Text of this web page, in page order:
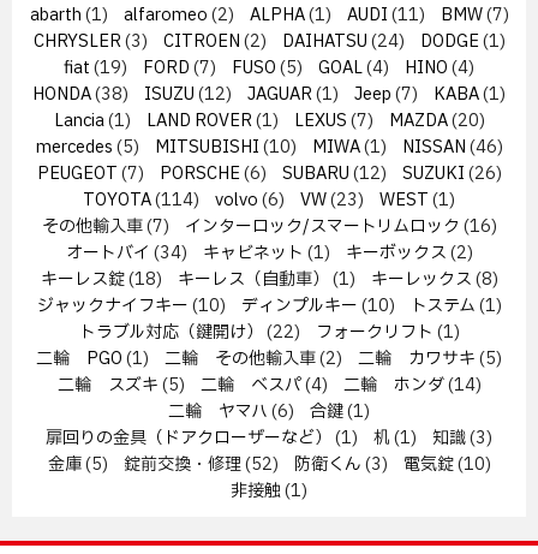
abarth(1) alfaromeo(2) ALPHA(1) AUDI(11) BMW(7)
CHRYSLER(3) CITROEN(2) DAIHATSU(24) DODGE(1)
fiat(19) FORD(7) FUSO(5) GOAL(4) HINO(4)
HONDA(38) ISUZU(12) JAGUAR(1) Jeep(7) KABA(1)
Lancia(1) LAND ROVER(1) LEXUS(7) MAZDA(20)
mercedes(5) MITSUBISHI(10) MIWA(1) NISSAN(46)
PEUGEOT(7) PORSCHE(6) SUBARU(12) SUZUKI(26)
TOYOTA(114) volvo(6) VW(23) WEST(1)
その他輸入車(7) インターロック/スマートリムロック (16)
オートバイ (34) キャビネット (1) キーボックス(2)
キーレス錠(18) キーレス（自動車） (1) キーレックス(8)
ジャックナイフキー(10) ディンプルキー(10) トステム(1)
トラブル対応（鍵開け） (22) フォークリフト (1)
二輪 PGO(1) 二輪 その他輸入車(2) 二輪 カワサキ(5)
二輪 スズキ(5) 二輪 ベスパ(4) 二輪 ホンダ(14)
二輪 ヤマハ(6) 合鍵(1)
扉回りの金具（ドアクローザーなど） (1) 机(1) 知識(3)
金庫(5) 錠前交換・修理(52) 防衛くん(3) 電気錠(10)
非接触(1)